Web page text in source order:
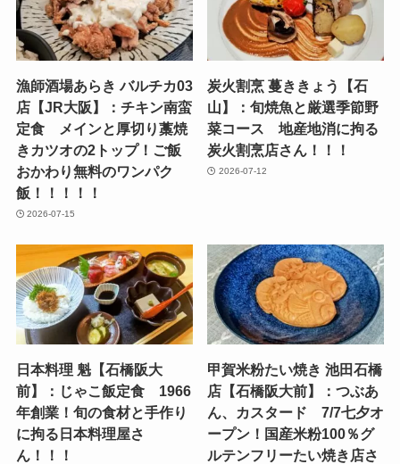
漁師酒場あらき バルチカ03
店【JR大阪】：チキン南蛮
定食 メインと厚切り藁焼
きカツオの2トップ！ご飯
おかわり無料のワンパク
飯！！！！！
2026-07-15
炭火割烹 蔓ききょう【石
山】：旬焼魚と厳選季節野
菜コース 地産地消に拘る
炭火割烹店さん！！！
2026-07-12
日本料理 魁【石橋阪大
前】：じゃこ飯定食 1966
年創業！旬の食材と手作り
に拘る日本料理屋さ
ん！！！
甲賀米粉たい焼き 池田石橋
店【石橋阪大前】：つぶあ
ん、カスタード 7/7七夕オ
ープン！国産米粉100％グ
ルテンフリーたい焼き店さ